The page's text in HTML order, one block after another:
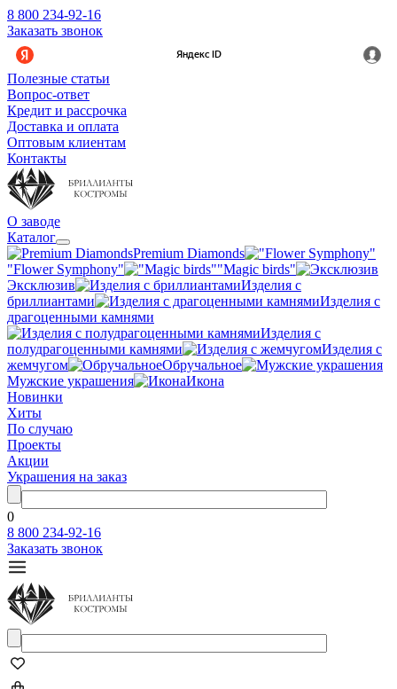
8 800 234-92-16
Заказать звонок
Полезные статьи
Вопрос-ответ
Кредит и рассрочка
Доставка и оплата
Оптовым клиентам
Контакты
О заводе
Каталог
Premium Diamonds
"Flower Symphony"
"Magic birds"
Эксклюзив
Изделия с
бриллиантами
Изделия с
драгоценными камнями
Изделия с
полудрагоценными камнями
Изделия с
жемчугом
Обручальное
Мужские украшения
Икона
Новинки
Хиты
По случаю
Проекты
Акции
Украшения на заказ
0
8 800 234-92-16
Заказать звонок